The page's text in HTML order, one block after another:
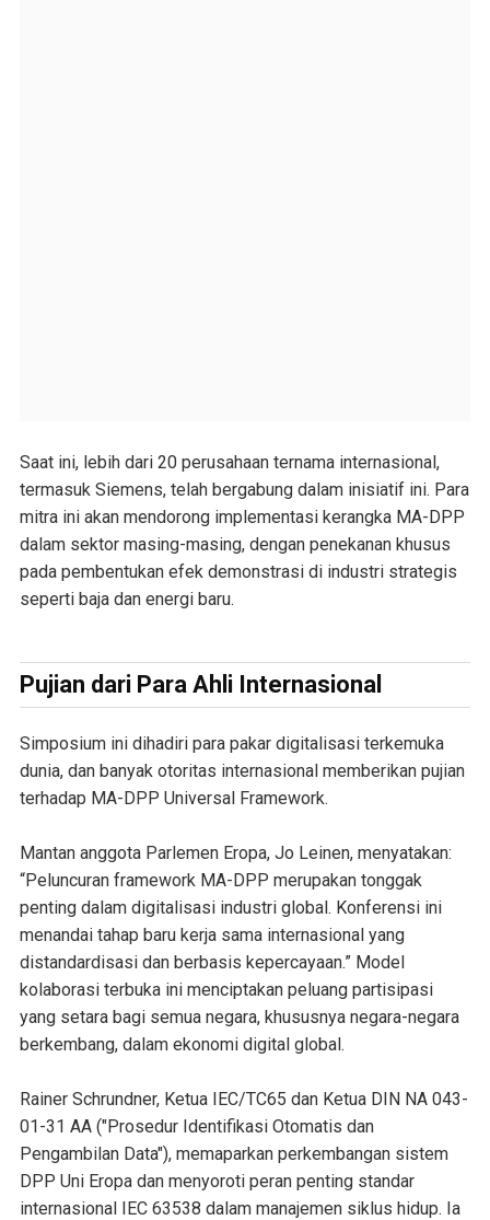
Saat ini, lebih dari 20 perusahaan ternama internasional,
termasuk Siemens, telah bergabung dalam inisiatif ini. Para
mitra ini akan mendorong implementasi kerangka MA-DPP
dalam sektor masing-masing, dengan penekanan khusus
pada pembentukan efek demonstrasi di industri strategis
seperti baja dan energi baru.
Pujian dari Para Ahli Internasional
Simposium ini dihadiri para pakar digitalisasi terkemuka
dunia, dan banyak otoritas internasional memberikan pujian
terhadap MA-DPP Universal Framework.
Mantan anggota Parlemen Eropa, Jo Leinen, menyatakan:
“Peluncuran framework MA-DPP merupakan tonggak
penting dalam digitalisasi industri global. Konferensi ini
menandai tahap baru kerja sama internasional yang
distandardisasi dan berbasis kepercayaan.” Model
kolaborasi terbuka ini menciptakan peluang partisipasi
yang setara bagi semua negara, khususnya negara-negara
berkembang, dalam ekonomi digital global.
Rainer Schrundner, Ketua IEC/TC65 dan Ketua DIN NA 043-
01-31 AA ("Prosedur Identifikasi Otomatis dan
Pengambilan Data"), memaparkan perkembangan sistem
DPP Uni Eropa dan menyoroti peran penting standar
internasional IEC 63538 dalam manajemen siklus hidup. Ia